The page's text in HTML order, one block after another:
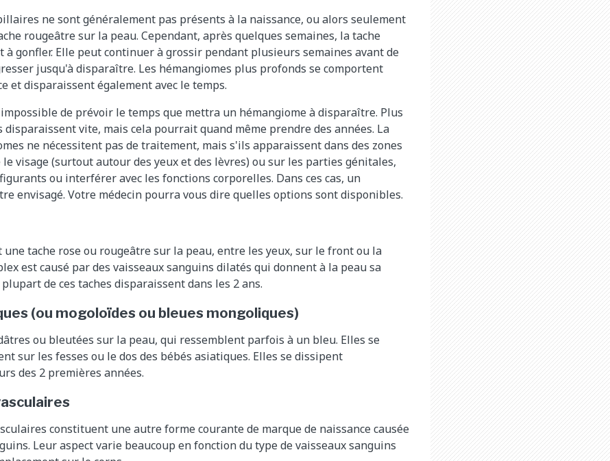
ne sont généralement pas présents à la naissance, ou alors seulement
rougeâtre sur la peau. Cependant, après quelques semaines, la tache
à gonfler. Elle peut continuer à grossir pendant plusieurs semaines avant de
jusqu'à disparaître. Les hémangiomes plus profonds se comportent
et disparaissent également avec le temps.
de prévoir le temps que mettra un hémangiome à disparaître. Plus
vite, mais cela pourrait quand même prendre des années. La
ne nécessitent pas de traitement, mais s'ils apparaissent dans des zones
visage (surtout autour des yeux et des lèvres) ou sur les parties génitales,
ou interférer avec les fonctions corporelles. Dans ces cas, un
envisagé. Votre médecin pourra vous dire quelles options sont disponibles.
tache rose ou rougeâtre sur la peau, entre les yeux, sur le front ou la
est causé par des vaisseaux sanguins dilatés qui donnent à la peau sa
de ces taches disparaissent dans les 2 ans.
(ou mogoloïdes ou bleues mongoliques)
ou bleutées sur la peau, qui ressemblent parfois à un bleu. Elles se
sur les fesses ou le dos des bébés asiatiques. Elles se dissipent
des 2 premières années.
constituent une autre forme courante de marque de naissance causée
Leur aspect varie beaucoup en fonction du type de vaisseaux sanguins